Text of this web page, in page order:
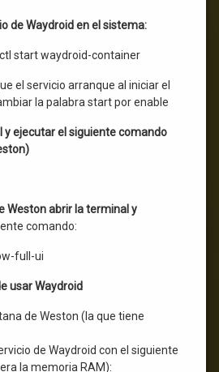
de Waydroid en el sistema:
start waydroid-container
el servicio arranque al iniciar el
la palabra start por enable
y ejecutar el siguiente comando
Weston abrir la terminal y
comando:
full-ui
usar Waydroid
de Weston (la que tiene
de Waydroid con el siguiente
la memoria RAM):